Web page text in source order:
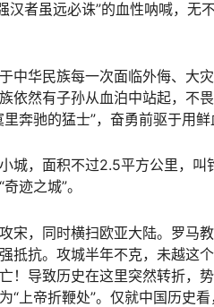
汉者虽远必诛”的血性呐喊，
中华民族每一次面临外侮、大
依然有子孙从血泊中站起，不
奔驰的猛士”，奋勇前驱于用
城，面积不过2.5平方公里，叫
迹之城”。
宋，同时横扫欧亚大陆。罗马
抵抗。攻城半年不克，未越这
！导致历史在这里突然转折，
“上帝折鞭处”。仅就中国历史